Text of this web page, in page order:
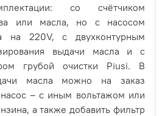
со счётчиком
или масла, но с насосом
на 220V, с двухконтурным
выдачи масла и с
грубой очистки Piusi. В
масла можно на заказ
насос – с иным вольтажом или
а также добавить фильтр